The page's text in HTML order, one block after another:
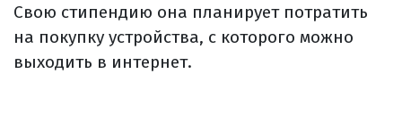
Свою стипендию она планирует потратить
на покупку устройства, с которого можно
выходить в интернет.